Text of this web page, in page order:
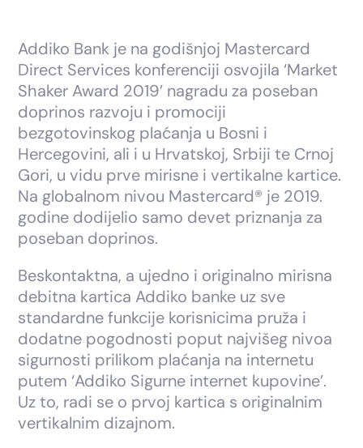
Addiko Bank je na godišnjoj Mastercard
Direct Services konferenciji osvojila ‘Market
Shaker Award 2019’ nagradu za poseban
doprinos razvoju i promociji
bezgotovinskog plaćanja u Bosni i
Hercegovini, ali i u Hrvatskoj, Srbiji te Crnoj
Gori, u vidu prve mirisne i vertikalne kartice.
Na globalnom nivou Mastercard® je 2019.
godine dodijelio samo devet priznanja za
poseban doprinos.
Beskontaktna, a ujedno i originalno mirisna
debitna kartica Addiko banke uz sve
standardne funkcije korisnicima pruža i
dodatne pogodnosti poput najvišeg nivoa
sigurnosti prilikom plaćanja na internetu
putem ‘Addiko Sigurne internet kupovine’.
Uz to, radi se o prvoj kartica s originalnim
vertikalnim dizajnom.